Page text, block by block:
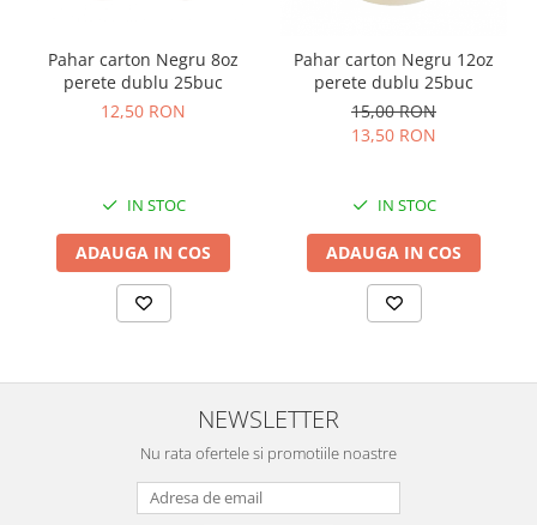
Pahar carton Negru 8oz
perete dublu 25buc
12,50 RON
IN STOC
ADAUGA IN COS
Pahar carton Negru 12oz
perete dublu 25buc
15,00 RON
13,50 RON
IN STOC
ADAUGA IN COS
NEWSLETTER
Nu rata ofertele si promotiile noastre